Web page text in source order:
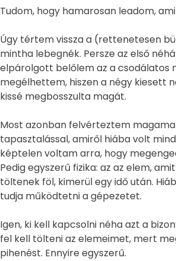
Tudom, hogy hamarosan leadom,
Úgy tértem vissza a (rettenetesen
mintha lebegnék. Persze az első
elpárolgott belőlem az a csodálatos
megélhettem, hiszen a négy kiesett
kissé megbosszulta magát.
Most azonban felvérteztem
tapasztalással, amiről hiába volt
képtelen voltam arra, hogy
Pedig egyszerű fizika: az az elem,
töltenek föl, kimerül egy idő után.
tudja működtetni a gépezetet.
Igen, ki kell kapcsolni néha azt a
fel kell tölteni az elemeimet, mert
pihenést. Ennyire egyszerű.